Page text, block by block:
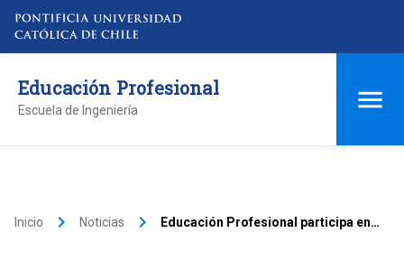
Educación Profesional
Escuela de Ingeniería
Inicio keyboard_arrow_right Noticias keyboard_arrow_right
Educación Profesional participa en